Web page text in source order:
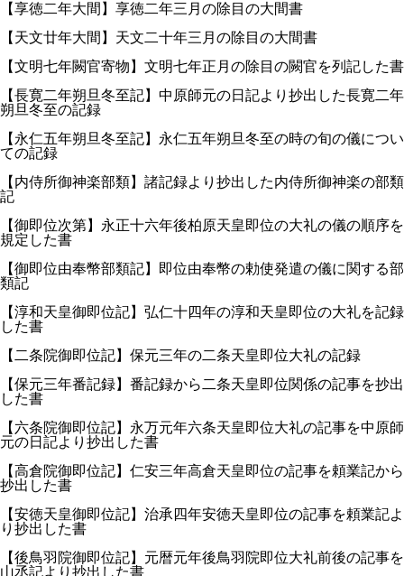
【享徳二年大間】享徳二年三月の除目の大間書
【天文廿年大間】天文二十年三月の除目の大間書
【文明七年闕官寄物】文明七年正月の除目の闕官を列記した書
【長寛二年朔旦冬至記】中原師元の日記より抄出した長寛二年
朔旦冬至の記録
【永仁五年朔旦冬至記】永仁五年朔旦冬至の時の旬の儀につい
ての記録
【内侍所御神楽部類】諸記録より抄出した内侍所御神楽の部類
記
【御即位次第】永正十六年後柏原天皇即位の大礼の儀の順序を
規定した書
【御即位由奉幣部類記】即位由奉幣の勅使発遣の儀に関する部
類記
【淳和天皇御即位記】弘仁十四年の淳和天皇即位の大礼を記録
した書
【二条院御即位記】保元三年の二条天皇即位大礼の記録
【保元三年番記録】番記録から二条天皇即位関係の記事を抄出
した書
【六条院御即位記】永万元年六条天皇即位大礼の記事を中原師
元の日記より抄出した書
【高倉院御即位記】仁安三年高倉天皇即位の記事を頼業記から
抄出した書
【安徳天皇御即位記】治承四年安徳天皇即位の記事を頼業記よ
り抄出した書
【後鳥羽院御即位記】元暦元年後鳥羽院即位大礼前後の記事を
山丞記より抄出した書